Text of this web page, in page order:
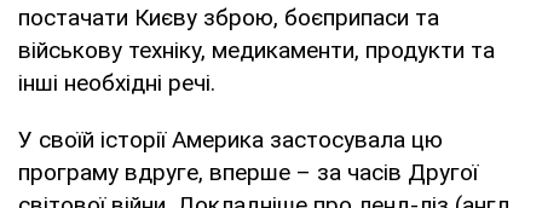
постачати Києву зброю, боєприпаси та
військову техніку, медикаменти, продукти та
інші необхідні речі.
У своїй історії Америка застосувала цю
програму вдруге, вперше – за часів Другої